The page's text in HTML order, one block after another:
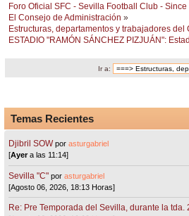
Foro Oficial SFC - Sevilla Football Club -
El Consejo de Administración »
Estructuras, departamentos y trabajadores del
ESTADIO "RAMÓN SÁNCHEZ PIZJUÁN":
Ir a:
Temas Recientes
Djibril SOW porasturgabriel
[Ayera las 11:14]
Sevilla "C"porasturgabriel
[Agosto 06, 2026, 18:13 Horas]
Re: Pre Temporada del Sevilla, durante la tda.